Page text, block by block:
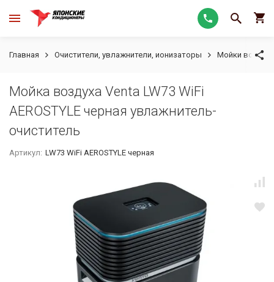
Главная Очистители, увлажнители, ионизаторы Мойки воздуха
Мойка воздуха Venta LW73 WiFi
AEROSTYLE черная увлажнитель-
очиститель
Артикул: LW73 WiFi AEROSTYLE черная